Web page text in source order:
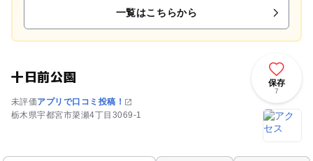
一覧はこちらから
十日前公園
未評価アプリで口コミ投稿！
栃木県宇都宮市簗瀬4丁目3069-1
保存
7